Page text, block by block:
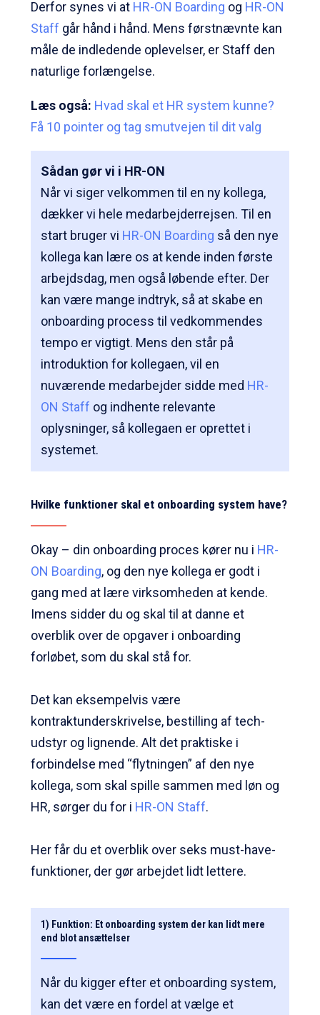
Derfor synes vi at HR-ON Boarding og HR-ON
Staff går hånd i hånd. Mens førstnævnte kan
måle de indledende oplevelser, er Staff den
naturlige forlængelse.
Læs også: Hvad skal et HR system kunne?
Få 10 pointer og tag smutvejen til dit valg
Sådan gør vi i HR-ON
Når vi siger velkommen til en ny kollega,
dækker vi hele medarbejderrejsen. Til en
start bruger vi HR-ON Boarding så den nye
kollega kan lære os at kende inden første
arbejdsdag, men også løbende efter. Der
kan være mange indtryk, så at skabe en
onboarding process til vedkommendes
tempo er vigtigt. Mens den står på
introduktion for kollegaen, vil en
nuværende medarbejder sidde med HR-
ON Staff og indhente relevante
oplysninger, så kollegaen er oprettet i
systemet.
Hvilke funktioner skal et onboarding system have?
Okay – din onboarding proces kører nu i HR-
ON Boarding, og den nye kollega er godt i
gang med at lære virksomheden at kende.
Imens sidder du og skal til at danne et
overblik over de opgaver i onboarding
forløbet, som du skal stå for.
Det kan eksempelvis være
kontraktunderskrivelse, bestilling af tech-
udstyr og lignende. Alt det praktiske i
forbindelse med “flytningen” af den nye
kollega, som skal spille sammen med løn og
HR, sørger du for i HR-ON Staff.
Her får du et overblik over seks must-have-
funktioner, der gør arbejdet lidt lettere.
1) Funktion: Et onboarding system der kan lidt mere
end blot ansættelser
Når du kigger efter et onboarding system,
kan det være en fordel at vælge et